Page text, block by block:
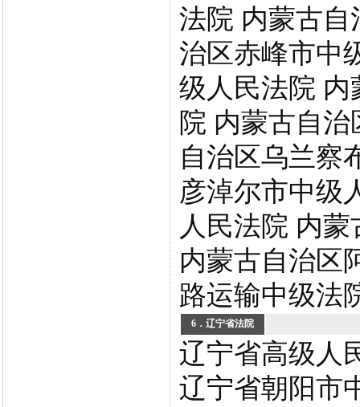
法院 内蒙古自
治区赤峰市中
级人民法院 内
院 内蒙古自
自治区乌兰察
彦淖尔市中级
人民法院 内
内蒙古自治区
路运输中级法
6．辽宁省法院
辽宁省高级人
辽宁省朝阳市